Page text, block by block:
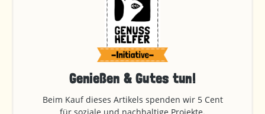
Genießen & Gutes tun!
Beim Kauf dieses Artikels spenden wir 5 Cent